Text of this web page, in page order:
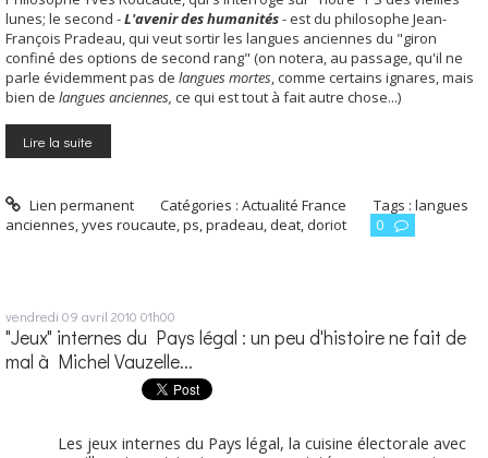
lunes; le second -L'avenir des humanités- est du philosophe Jean-
François Pradeau, qui veut sortir les langues anciennes du "giron
confiné des options de second rang" (on notera, au passage, qu'il ne
parle évidemment pas de langues mortes, comme certains ignares, mais
bien de langues anciennes, ce qui est tout à fait autre chose...)
Lire la suite
Lien permanent Catégories :Actualité France Tags :langues
anciennes,yves roucaute,ps,pradeau, deat, doriot 0
vendredi 09 avril 2010 01h00
"Jeux" internes du Pays légal : un peu d'histoire ne fait de
mal à Michel Vauzelle...
Les jeux internes du Pays légal, la cuisine électorale avec